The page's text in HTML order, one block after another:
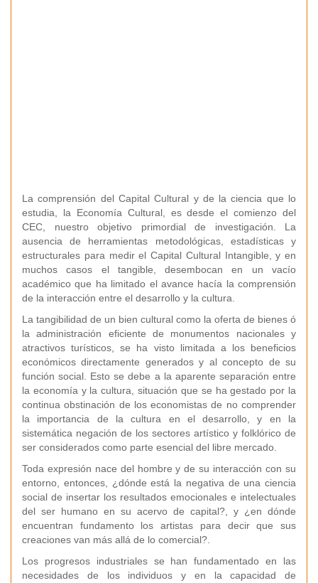
La comprensión del Capital Cultural y de la ciencia que lo
estudia, la Economía Cultural, es desde el comienzo del
CEC, nuestro objetivo primordial de investigación. La
ausencia de herramientas metodológicas, estadísticas y
estructurales para medir el Capital Cultural Intangible, y en
muchos casos el tangible, desembocan en un vacío
académico que ha limitado el avance hacía la comprensión
de la interacción entre el desarrollo y la cultura.
La tangibilidad de un bien cultural como la oferta de bienes ó
la administración eficiente de monumentos nacionales y
atractivos turísticos, se ha visto limitada a los beneficios
económicos directamente generados y al concepto de su
función social. Esto se debe a la aparente separación entre
la economía y la cultura, situación que se ha gestado por la
continua obstinación de los economistas de no comprender
la importancia de la cultura en el desarrollo, y en la
sistemática negación de los sectores artístico y folklórico de
ser considerados como parte esencial del libre mercado.
Toda expresión nace del hombre y de su interacción con su
entorno, entonces, ¿dónde está la negativa de una ciencia
social de insertar los resultados emocionales e intelectuales
del ser humano en su acervo de capital?, y ¿en dónde
encuentran fundamento los artistas para decir que sus
creaciones van más allá de lo comercial?.
Los progresos industriales se han fundamentado en las
necesidades de los individuos y en la capacidad de